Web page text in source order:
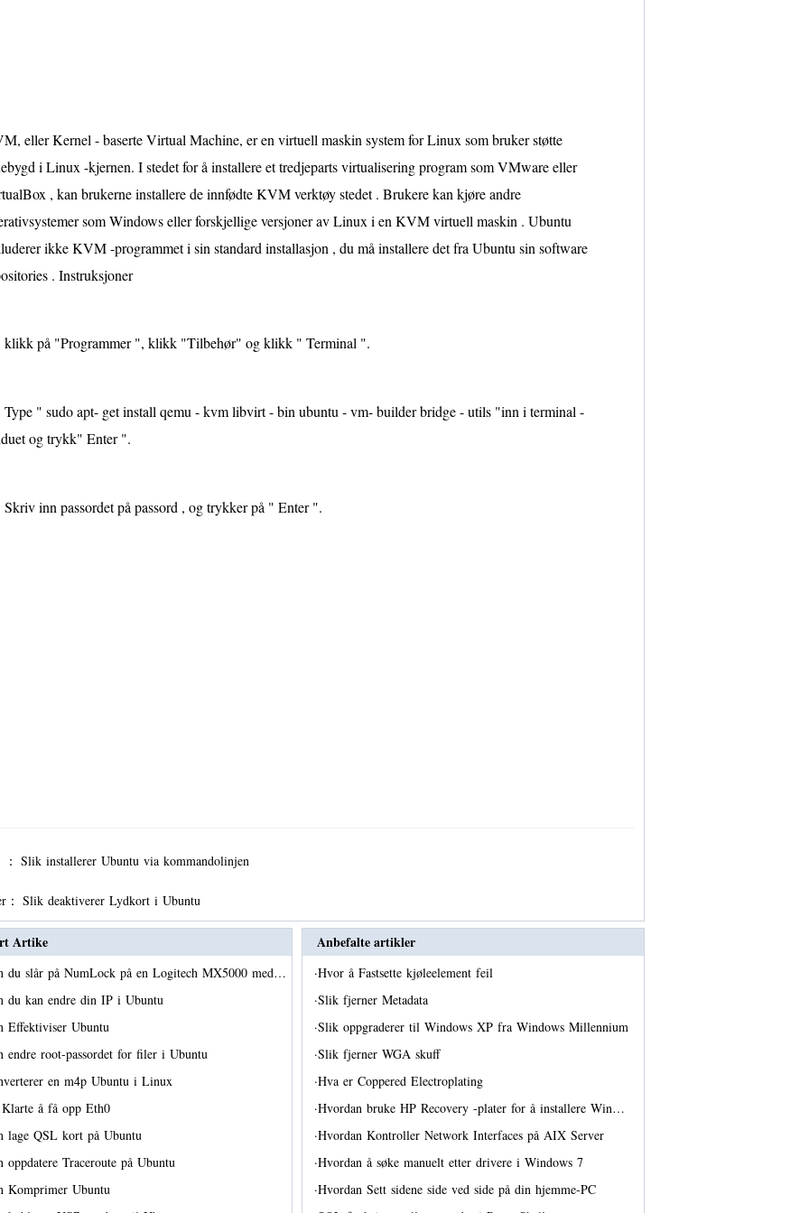
eller Kernel - baserte Virtual Machine, er en virtuell maskin system for Linux som bruker støtte
i Linux -kjernen. I stedet for å installere et tredjeparts virtualisering program som VMware eller
, kan brukerne installere de innfødte KVM verktøy stedet . Brukere kan kjøre andre
som Windows eller forskjellige versjoner av Linux i en KVM virtuell maskin . Ubuntu
ikke KVM -programmet i sin standard installasjon , du må installere det fra Ubuntu sin software
. Instruksjoner
klikk på "Programmer ", klikk "Tilbehør" og klikk " Terminal ".
Type " sudo apt- get install qemu - kvm libvirt - bin ubuntu - vm- builder bridge - utils "inn i terminal -
og trykk" Enter ".
Skriv inn passordet på passord , og trykker på " Enter ".
Slik installerer Ubuntu via kommandolinjen
： Slik deaktiverer Lydkort i Ubuntu
Artike
du slår på NumLock på en Logitech MX5000 med…
du kan endre din IP i Ubuntu
Effektiviser Ubuntu
endre root-passordet for filer i Ubuntu
en m4p Ubuntu i Linux
å få opp Eth0
lage QSL kort på Ubuntu
oppdatere Traceroute på Ubuntu
Komprimer Ubuntu
Anbefalte artikler
·Hvor å Fastsette kjøleelement feil
·Slik fjerner Metadata
·Slik oppgraderer til Windows XP fra Windows Millennium
·Slik fjerner WGA skuff
·Hva er Coppered Electroplating
·Hvordan bruke HP Recovery -plater for å installere Win…
·Hvordan Kontroller Network Interfaces på AIX Server
·Hvordan å søke manuelt etter drivere i Windows 7
·Hvordan Sett sidene side ved side på din hjemme-PC